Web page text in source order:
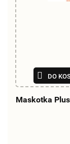
DO
Maskotka